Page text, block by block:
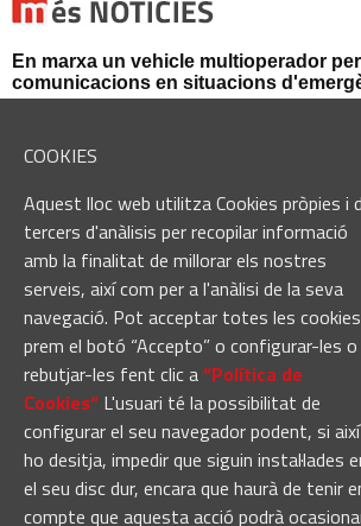
COOKIES
Aquest lloc web utilitza Cookies pròpies i
tercers d'anàlisis per recopilar informació
amb la finalitat de millorar els nostres
serveis, així com per a l'anàlisi de la seva
navegació. Pot acceptar totes les
prem el botó “Accepto” o configurar-les o
rebutjar-les fent clic a“Política de
Cookies“ L'usuari té la possibilitat de
configurar el seu navegador podent, si així
ho desitja, impedir que siguin instal·lades
el seu disc dur, encara que haurà de tenir
compte que aquesta acció podrà
En marxa un vehicle multioperador
comunicacions en situacions
Afectacions al trànsit aquest
l'Avinguda dels Dolors amb el carrer
Sant Vicenç de Castellet renova 570
tecnologia LED
Castellbell i el Vilar adquireix un nou
Guàrdia Municipal
redaccio@manresadiari.cat|Qui som
Pompeu Fabra, 7-13, 08240-Manresa |